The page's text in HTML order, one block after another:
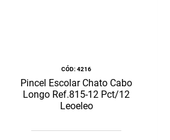
:4216
Pincel Escolar Chato Cabo
Longo Ref.815-12 Pct/12
Leoeleo